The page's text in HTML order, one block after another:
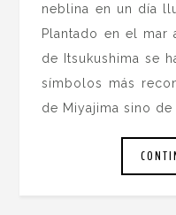
neblina en un día
Plantado en el mar
de Itsukushima se
símbolos más
de Miyajima sino de